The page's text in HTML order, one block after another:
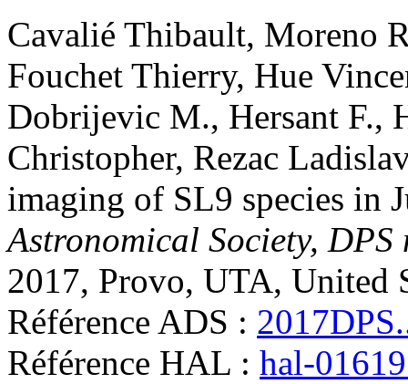
Cavalié Thibault, Moreno
Fouchet Thierry, Hue
Dobrijevic M., Hersant F.,
Christopher, Rezac Ladislav
imaging of SL9 species in
Astronomical Society,
2017, Provo, UTA, United
Référence ADS :
Référence HAL : hal-